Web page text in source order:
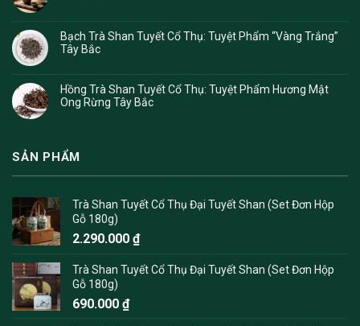
Bạch Trà Shan Tuyết Cổ Thụ: Tuyệt Phẩm “Vàng Trắng”
Tây Bắc
Hồng Trà Shan Tuyết Cổ Thụ: Tuyệt Phẩm Hương Mật
Ong Rừng Tây Bắc
SẢN PHẨM
Trà Shan Tuyết Cổ Thụ Đại Tuyết Shan (Set Đơn Hộp
Gỗ 180g)
2.290.000 ₫
Trà Shan Tuyết Cổ Thụ Đại Tuyết Shan (Set Đơn Hộp
Gỗ 180g)
690.000 ₫